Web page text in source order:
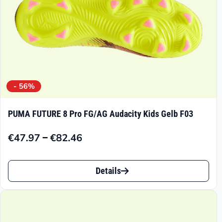
Produktseite
gewählt
werden
- 56%
PUMA FUTURE 8 Pro FG/AG Audacity Kids Gelb F03
€47.97 –€82.46
Preisspanne:
€82.46
Dieses
Produkt
Details